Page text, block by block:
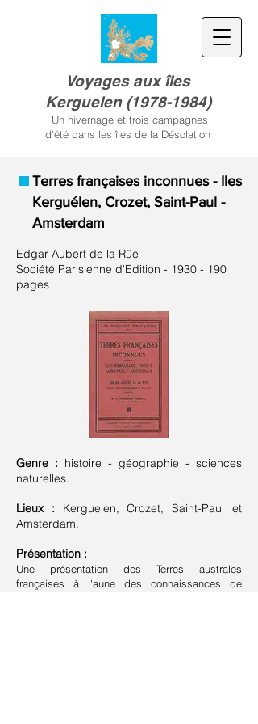
Voyages aux îles
Kerguelen (1978-1984)
Un hivernage et trois campagnes
d'été dans les îles de la Désolation
Terres françaises inconnues - Iles
Kerguélen, Crozet, Saint-Paul -
Amsterdam
Edgar Aubert de la Rüe
Société Parisienne d'Edition - 1930 - 190
pages
Genre : histoire - géographie - sciences
naturelles.
Lieux : Kerguelen, Crozet, Saint-Paul et
Amsterdam.
Présentation :
Une présentation des Terres australes
françaises à l'aune des connaissances de